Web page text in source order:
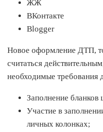
ЖЖ
ВКонтакте
Blogger
Новое оформление ДТП,
считаться
необходимые требования
Заполнение
Участие в
личных колонках;